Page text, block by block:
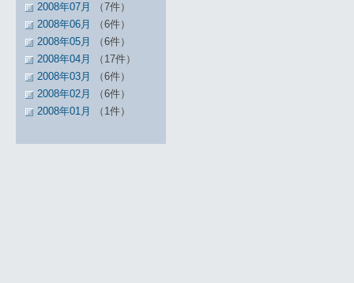
2008年07月
（7件）
2008年06月
（6件）
2008年05月
（6件）
2008年04月
（17件）
2008年03月
（6件）
2008年02月
（6件）
2008年01月
（1件）